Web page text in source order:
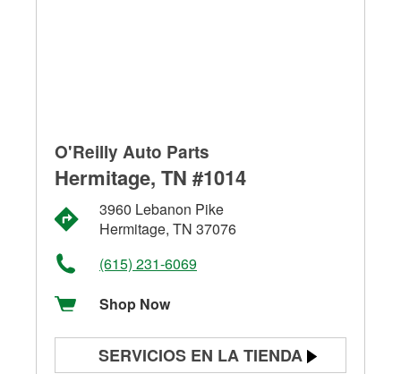
O'Reilly Auto Parts
Hermitage, TN #1014
3960 Lebanon Pike
Hermitage, TN 37076
(615) 231-6069
Shop Now
SERVICIOS EN LA TIENDA